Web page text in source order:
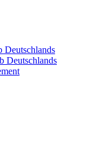
Deutschlands
Deutschlands